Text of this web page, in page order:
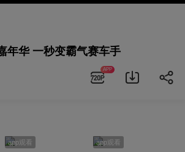
年华 一秒变霸气赛车手
APP
app观看 app观看